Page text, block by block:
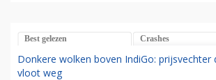
Best gelezen Crashes
Donkere wolken boven IndiGo: prijsvechter
vloot weg